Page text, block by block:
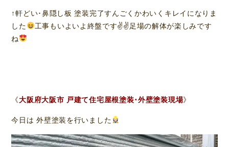
↑軒どい･鼻隠し板 塗装完了すんごくかわいくキレイになりま
した
工事もいよいよ終盤です✌✌足場の解体が楽しみです
ね
《大阪府大阪市 戸建て住宅屋根塗装･外壁塗装現場》
今日は 外壁塗装を行いました